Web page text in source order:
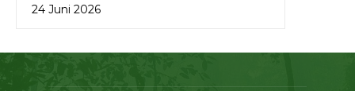
24 Juni 2026